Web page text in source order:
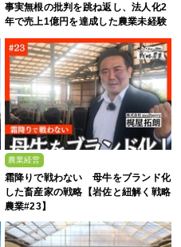
事実無根の批判を跳ね返し、法人化2
年で売上1億円を達成した農業未経験
の若者たち
農業経営
霜降りで戦わない 母牛をブランド化
した畜産家の戦略【岩佐と紐解く戦略
農業#23】